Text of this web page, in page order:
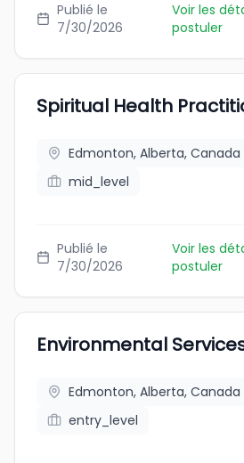
Publié le
7/30/2026
Voir les
postuler
Spiritual Health
Edmonton, Alberta, Canada
mid_level
Publié le
7/30/2026
Voir les
postuler
Environmental
Edmonton, Alberta, Canada
entry_level